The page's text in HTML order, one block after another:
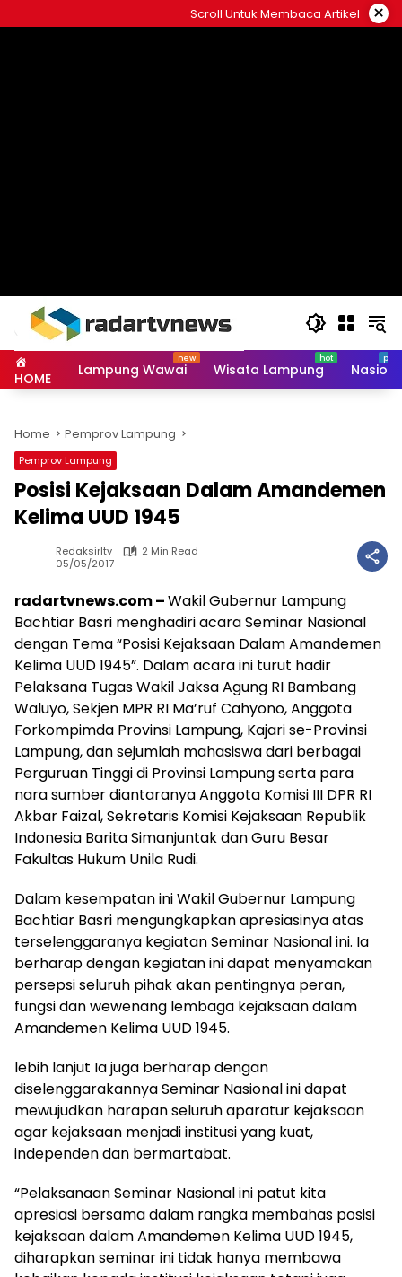
to
Scroll Untuk Membaca Artikel ×
HOME Lampung Wawai Wisata Lampung
Home Pemprov Lampung
Pemprov Lampung
Posisi Kejaksaan Dalam Amandemen
Kelima UUD 1945
Redaksirltv
2 Min Read
05/05/2017
radartvnews.com –Wakil Gubernur Lampung
Bachtiar Basri menghadiri acara Seminar Nasional
dengan Tema “Posisi Kejaksaan Dalam Amandemen
Kelima UUD 1945”. Dalam acara ini turut hadir
Pelaksana Tugas Wakil Jaksa Agung RI Bambang
Waluyo, Sekjen MPR RI Ma’ruf Cahyono, Anggota
Forkompimda Provinsi Lampung, Kajari se-Provinsi
Lampung, dan sejumlah mahasiswa dari berbagai
Perguruan Tinggi di Provinsi Lampung serta para
nara sumber diantaranya Anggota Komisi III DPR RI
Akbar Faizal, Sekretaris Komisi Kejaksaan Republik
Indonesia Barita Simanjuntak dan Guru Besar
Fakultas Hukum Unila Rudi.
Dalam kesempatan ini Wakil Gubernur Lampung
Bachtiar Basri mengungkapkan apresiasinya atas
terselenggaranya kegiatan Seminar Nasional ini. Ia
berharap dengan kegiatan ini dapat menyamakan
persepsi seluruh pihak akan pentingnya peran,
fungsi dan wewenang lembaga kejaksaan dalam
Amandemen Kelima UUD 1945.
lebih lanjut Ia juga berharap dengan
diselenggarakannya Seminar Nasional ini dapat
mewujudkan harapan seluruh aparatur kejaksaan
agar kejaksaan menjadi institusi yang kuat,
independen dan bermartabat.
“Pelaksanaan Seminar Nasional ini patut kita
apresiasi bersama dalam rangka membahas posisi
kejaksaan dalam Amandemen Kelima UUD 1945,
diharapkan seminar ini tidak hanya membawa